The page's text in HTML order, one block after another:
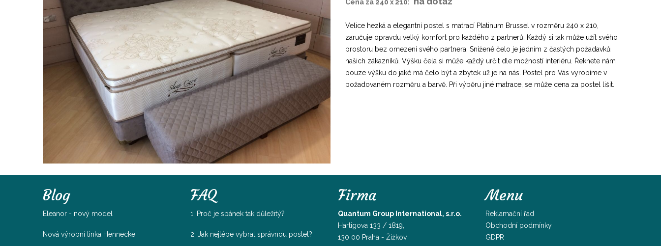
Cena za 240 x 210:
Velice hezká a elegantní postel s matrací Platinum Brussel v rozměru 240 x 210,
zaručuje opravdu velký komfort pro každého z partnerů. Každý si tak může užít svého
prostoru bez omezení svého partnera. Snížené čelo je jedním z častých požadavků
našich zákazníků. Výšku čela si může každý určit dle možností interiéru. Řeknete nám
pouze výšku do jaké má čelo být a zbytek už je na nás. Postel pro Vás vyrobíme v
požadovaném rozměru a barvě. Při výběru jiné matrace, se může cena za postel lišit.
Blog
Eleanor - nový model
Nová výrobní linka Hennecke
FAQ
1. Proč je spánek tak důležitý?
2. Jak nejlépe vybrat správnou postel?
Firma
Quantum Group International, s.r.o.
Hartigova 133 / 1819,
130 00 Praha - Žižkov
Menu
Reklamační řád
Obchodní podmínky
GDPR